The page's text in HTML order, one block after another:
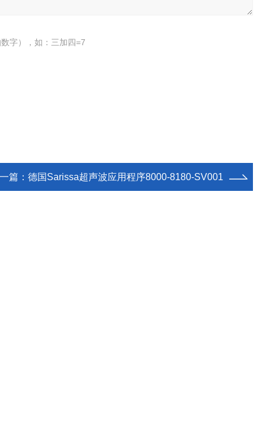
字），如：三加四=7
篇： 德国Sarissa超声波应用程序8000-8180-SV001